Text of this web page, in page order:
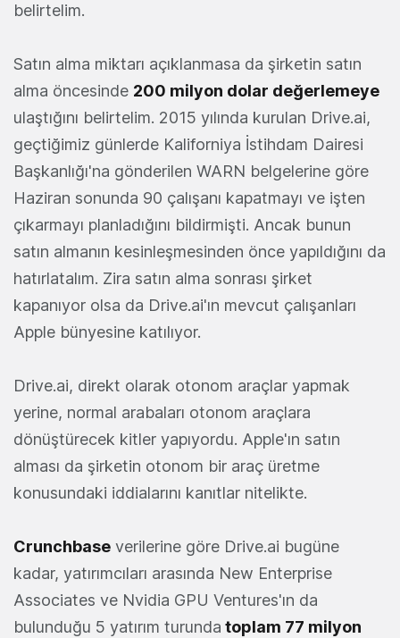
belirtelim.
Satın alma miktarı açıklanmasa da şirketin satın
alma öncesinde 200 milyon dolar değerlemeye
ulaştığını belirtelim. 2015 yılında kurulan Drive.ai,
geçtiğimiz günlerde Kaliforniya İstihdam Dairesi
Başkanlığı'na gönderilen WARN belgelerine göre
Haziran sonunda 90 çalışanı kapatmayı ve işten
çıkarmayı planladığını bildirmişti. Ancak bunun
satın almanın kesinleşmesinden önce yapıldığını da
hatırlatalım. Zira satın alma sonrası şirket
kapanıyor olsa da Drive.ai'ın mevcut çalışanları
Apple bünyesine katılıyor.
Drive.ai, direkt olarak otonom araçlar yapmak
yerine, normal arabaları otonom araçlara
dönüştürecek kitler yapıyordu. Apple'ın satın
alması da şirketin otonom bir araç üretme
konusundaki iddialarını kanıtlar nitelikte.
Crunchbase verilerine göre Drive.ai bugüne
kadar, yatırımcıları arasında New Enterprise
Associates ve Nvidia GPU Ventures'ın da
bulunduğu 5 yatırım turunda toplam 77 milyon